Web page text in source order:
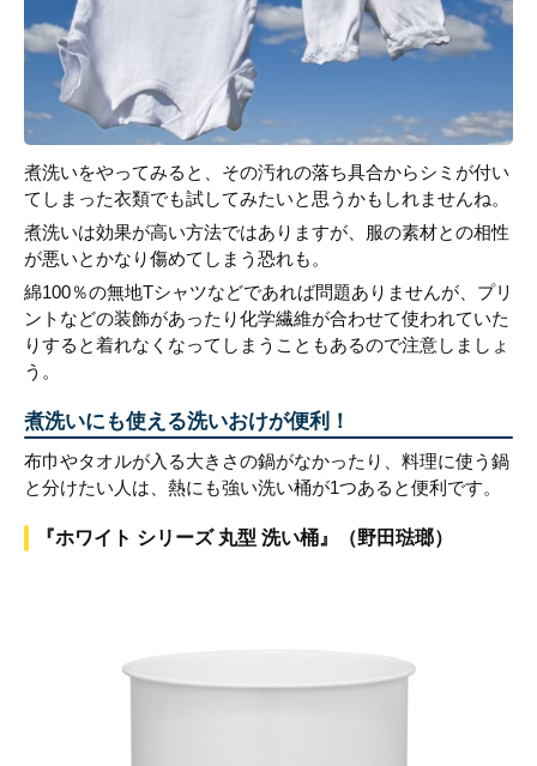
煮洗いをやってみると、その汚れの落ち具合からシミが付い
てしまった衣類でも試してみたいと思うかもしれませんね。
煮洗いは効果が高い方法ではありますが、服の素材との相性
が悪いとかなり傷めてしまう恐れも。
綿100％の無地Tシャツなどであれば問題ありませんが、プリ
ントなどの装飾があったり化学繊維が合わせて使われていた
りすると着れなくなってしまうこともあるので注意しましょ
う。
煮洗いにも使える洗いおけが便利！
布巾やタオルが入る大きさの鍋がなかったり、料理に使う鍋
と分けたい人は、熱にも強い洗い桶が1つあると便利です。
『ホワイト シリーズ 丸型 洗い桶』（野田琺瑯）